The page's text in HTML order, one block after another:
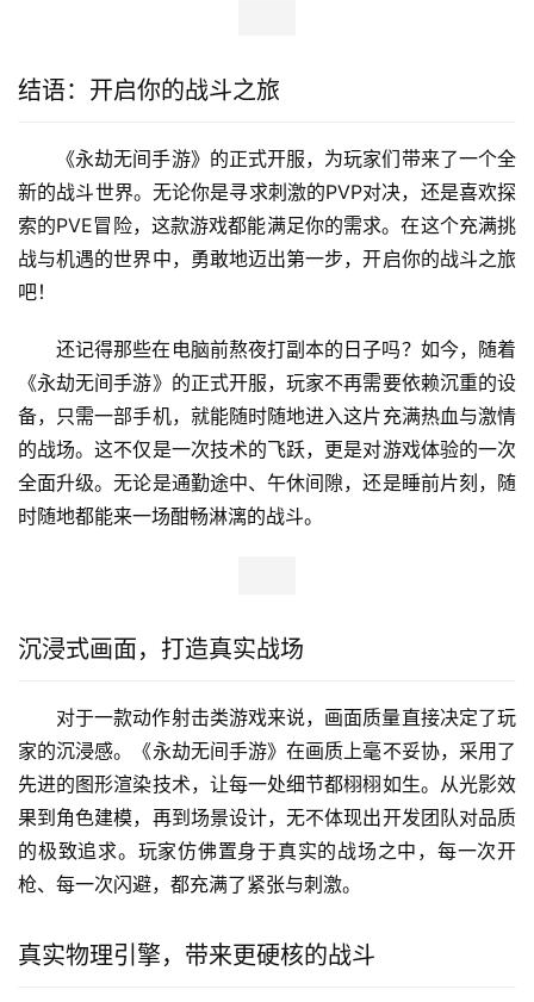
结语：开启你的战斗之旅
《永劫无间手游》的正式开服，为玩家们带来了一个全
新的战斗世界。无论你是寻求刺激的PVP对决，还是喜欢探
索的PVE冒险，这款游戏都能满足你的需求。在这个充满挑
战与机遇的世界中，勇敢地迈出第一步，开启你的战斗之旅
吧！
还记得那些在电脑前熬夜打副本的日子吗？如今，随着
《永劫无间手游》的正式开服，玩家不再需要依赖沉重的设
备，只需一部手机，就能随时随地进入这片充满热血与激情
的战场。这不仅是一次技术的飞跃，更是对游戏体验的一次
全面升级。无论是通勤途中、午休间隙，还是睡前片刻，随
时随地都能来一场酣畅淋漓的战斗。
沉浸式画面，打造真实战场
对于一款动作射击类游戏来说，画面质量直接决定了玩
家的沉浸感。《永劫无间手游》在画质上毫不妥协，采用了
先进的图形渲染技术，让每一处细节都栩栩如生。从光影效
果到角色建模，再到场景设计，无不体现出开发团队对品质
的极致追求。玩家仿佛置身于真实的战场之中，每一次开
枪、每一次闪避，都充满了紧张与刺激。
真实物理引擎，带来更硬核的战斗